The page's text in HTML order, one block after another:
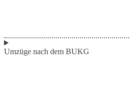
Umzüge nach dem BUKG